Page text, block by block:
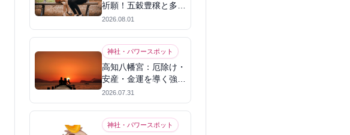
祈願！五穀豊穣と多幸
を呼ぶパワースポット
2026.08.01
神社・パワースポット
高知八幡宮：厄除け・
安産・金運を導く強力
パワースポット
2026.07.31
神社・パワースポット